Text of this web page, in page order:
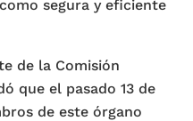
segura y eficiente
de la Comisión
que el pasado 13 de
de este órgano